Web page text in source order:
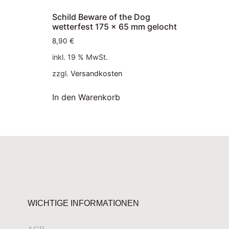
Schild Beware of the Dog
wetterfest 175 x 65 mm gelocht
8,90 €
inkl. 19 % MwSt.
zzgl. Versandkosten
In den Warenkorb
WICHTIGE INFORMATIONEN